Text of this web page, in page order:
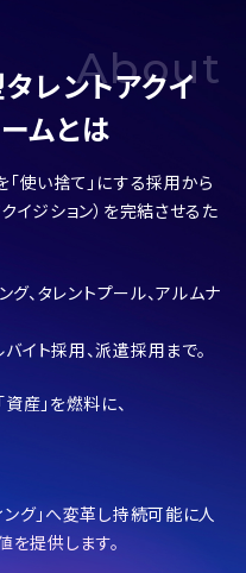
About
レントアクイ
ムとは
使い捨て」にする採用から
イジション）を完結させるた
グ、タレントプール、アルムナ
イト採用、派遣採用まで。
産」を燃料に、
グ」へ変革し持続可能に人
提供します。